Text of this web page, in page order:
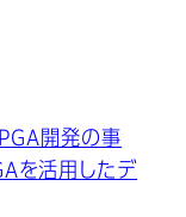
開発の事
を活用したデ